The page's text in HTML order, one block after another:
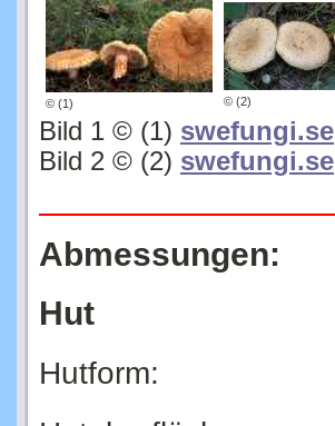
© (1) © (2)
Bild 1 © (1) swefungi.se
Bild 2 © (2) swefungi.se
Abmessungen:
Hut
Hutform: